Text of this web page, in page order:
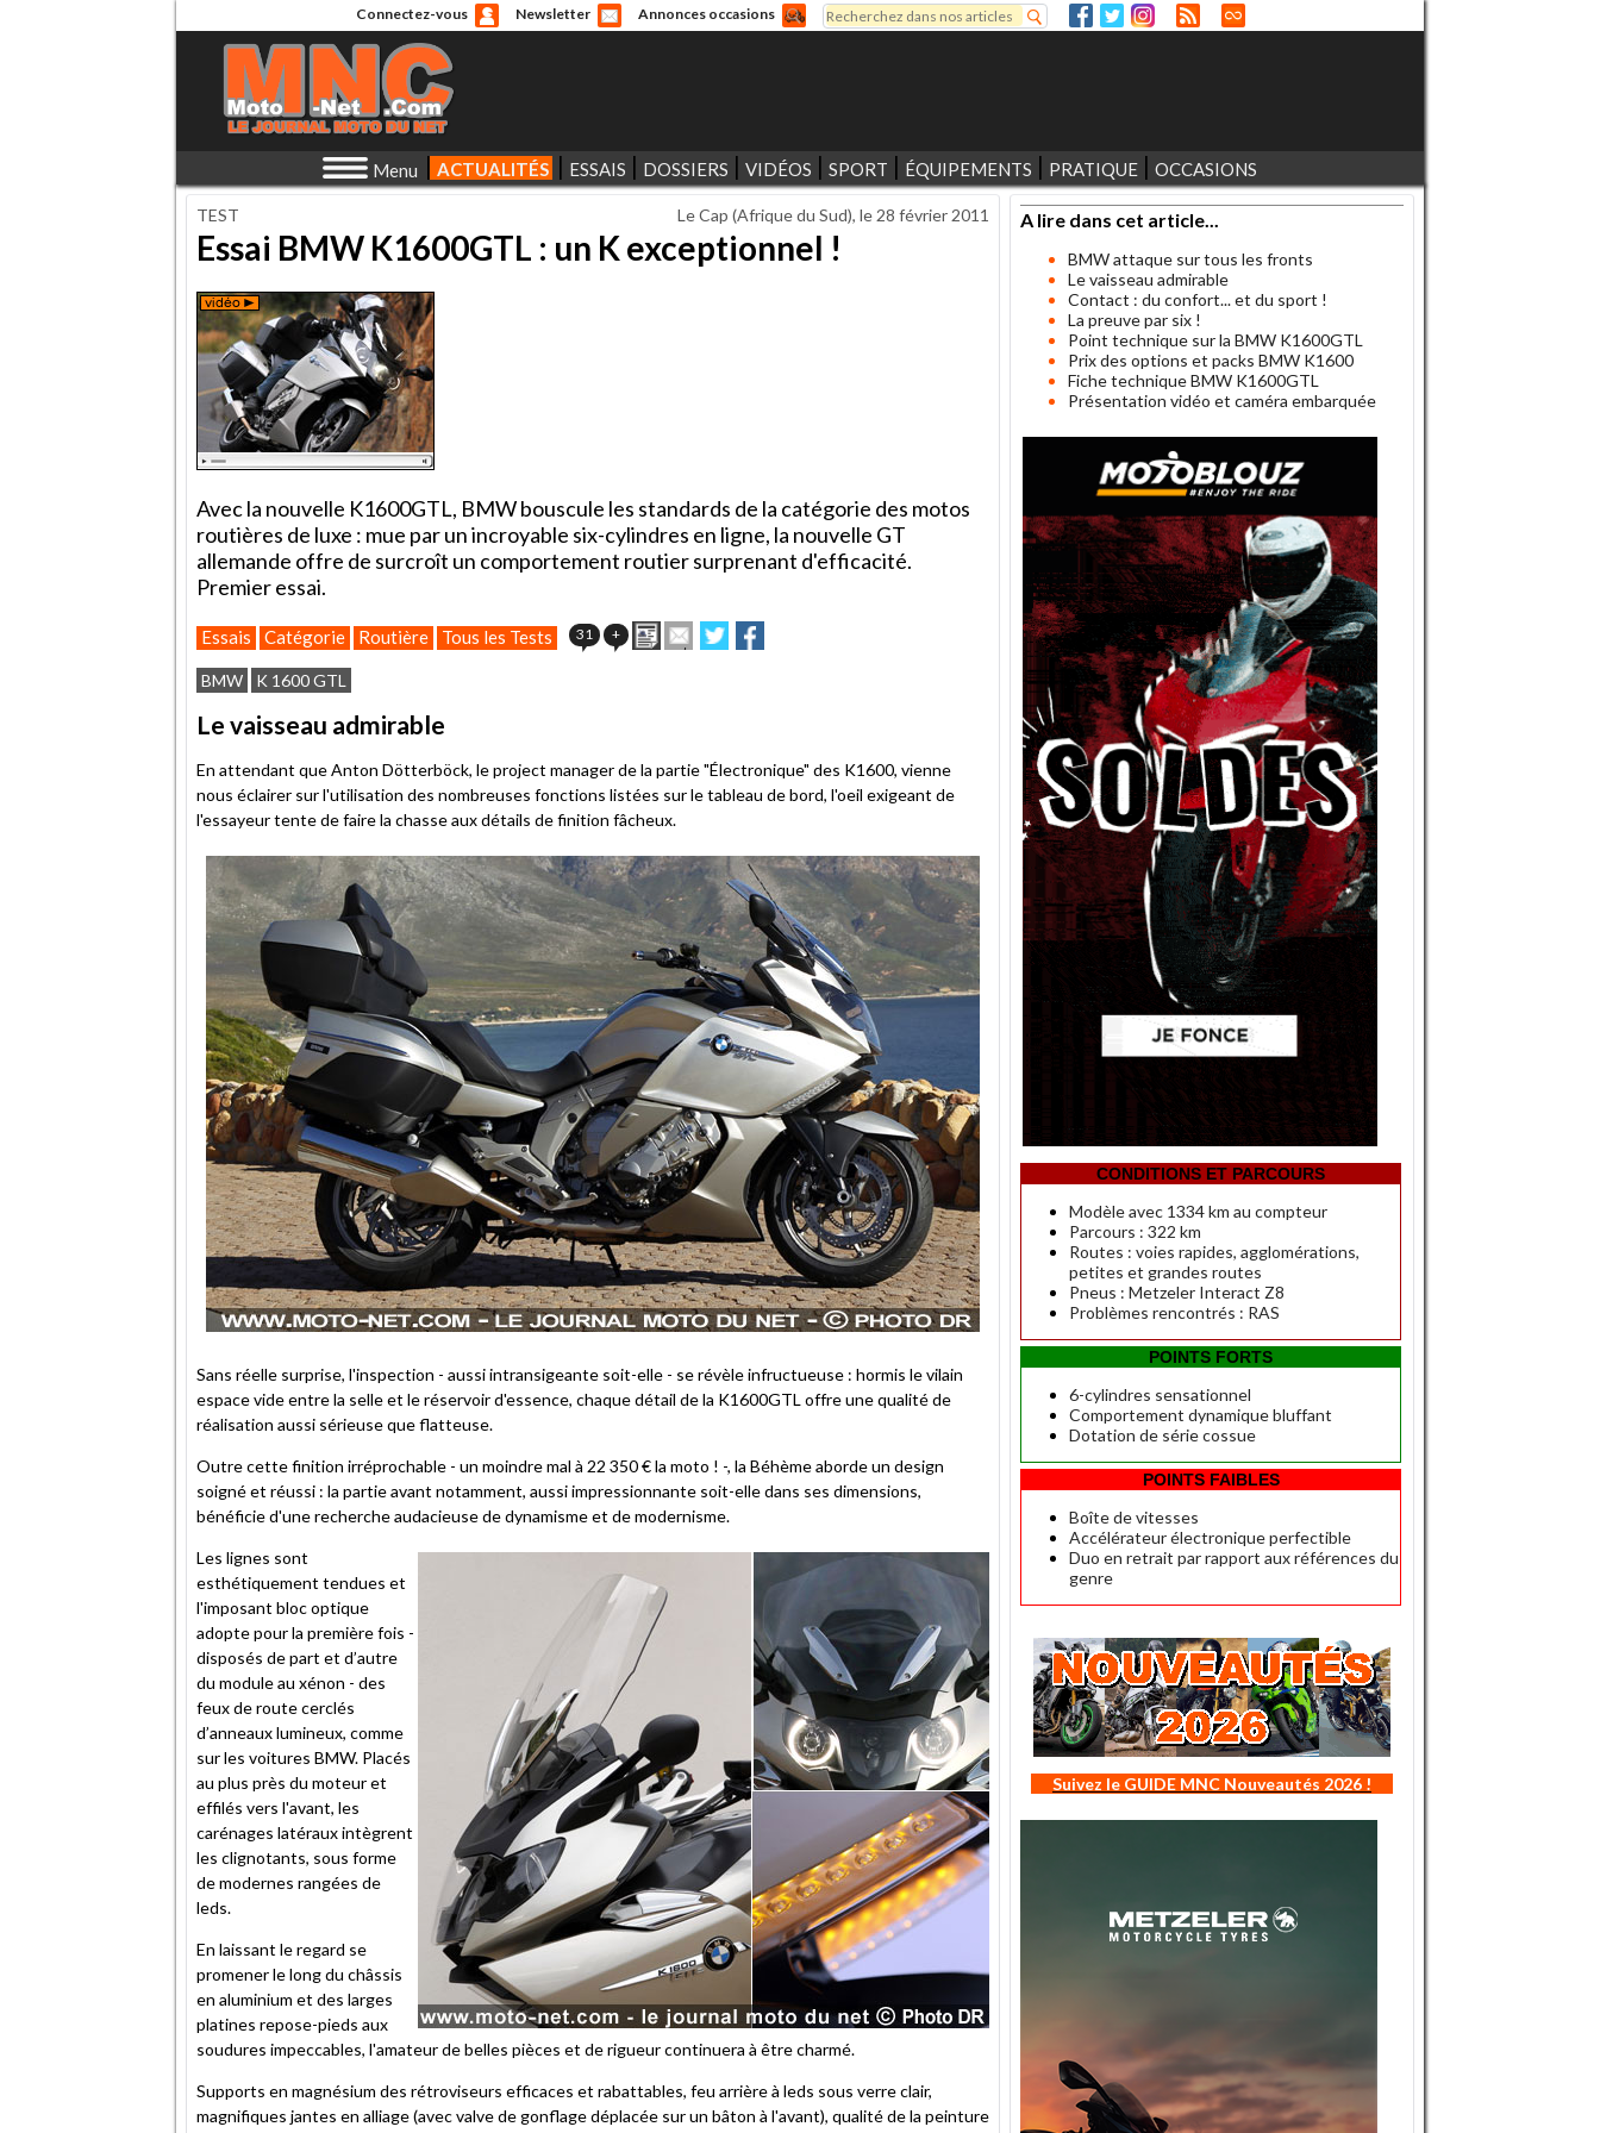
Connectez-vous Newsletter Annonces occasions
Formulaire de recherche
Rechercher
Menu ACTUALITÉS ESSAIS DOSSIERS VIDÉOS SPORT ÉQUIPEMENTS PRATIQUE OCCASIONS
TEST Le Cap (Afrique du Sud), le 28 février 2011
Essai BMW K1600GTL : un K exceptionnel !
Avec la nouvelle K1600GTL, BMW bouscule les standards de la catégorie des motos
routières de luxe : mue par un incroyable six-cylindres en ligne, la nouvelle GT
allemande offre de surcroît un comportement routier surprenant d'efficacité.
Premier essai.
Essais Catégorie Routière Tous les Tests 31 + ImprimerEnvoyer
cet
Partager
sur
sur
BMW K 1600 GTL
Le vaisseau admirable
En attendant que Anton Dötterböck, le project manager de la partie "Électronique" des K1600, vienne
nous éclairer sur l'utilisation des nombreuses fonctions listées sur le tableau de bord, l'oeil exigeant de
l'essayeur tente de faire la chasse aux détails de finition fâcheux.
Sans réelle surprise, l'inspection - aussi intransigeante soit-elle - se révèle infructueuse : hormis le vilain
espace vide entre la selle et le réservoir d'essence, chaque détail de la K1600GTL offre une qualité de
réalisation aussi sérieuse que flatteuse.
Outre cette finition irréprochable - un moindre mal à 22 350 € la moto ! -, la Béhème aborde un design
soigné et réussi : la partie avant notamment, aussi impressionnante soit-elle dans ses dimensions,
bénéficie d'une recherche audacieuse de dynamisme et de modernisme.
Les lignes sont
esthétiquement tendues et
l'imposant bloc optique
adopte pour la première fois -
disposés de part et d’autre
du module au xénon - des
feux de route cerclés
d’anneaux lumineux, comme
sur les voitures BMW. Placés
au plus près du moteur et
effilés vers l'avant, les
carénages latéraux intègrent
les clignotants, sous forme
de modernes rangées de
leds.
En laissant le regard se
promener le long du châssis
en aluminium et des larges
platines repose-pieds aux
soudures impeccables, l'amateur de belles pièces et de rigueur continuera à être charmé.
Supports en magnésium des rétroviseurs efficaces et rabattables, feu arrière à leds sous verre clair,
magnifiques jantes en alliage (avec valve de gonflage déplacée sur un bâton à l'avant), qualité de la peinture
A lire dans cet article...
BMW attaque sur tous les fronts
Le vaisseau admirable
Contact : du confort... et du sport !
La preuve par six !
Point technique sur la BMW K1600GTL
Prix des options et packs BMW K1600
Fiche technique BMW K1600GTL
Présentation vidéo et caméra embarquée
CONDITIONS ET PARCOURS
Modèle avec 1334 km au compteur
Parcours : 322 km
Routes : voies rapides, agglomérations,
petites et grandes routes
Pneus : Metzeler Interact Z8
Problèmes rencontrés : RAS
POINTS FORTS
6-cylindres sensationnel
Comportement dynamique bluffant
Dotation de série cossue
POINTS FAIBLES
Boîte de vitesses
Accélérateur électronique perfectible
Duo en retrait par rapport aux références du
genre
Suivez le GUIDE MNC Nouveautés 2026 !